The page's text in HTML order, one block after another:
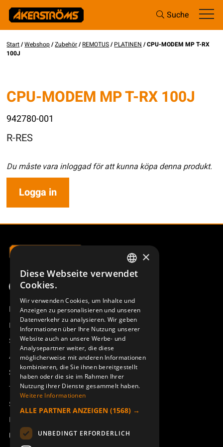
Suche
Start/Webshop/Zubehör/REMOTUS/PLATINEN / CPU-MODEM MP T-RX
100J
CPU-MODEM MP T-RX 100J
942780-001
R-RES
Du måste vara inloggad för att kunna köpa denna produkt.
Logga in
Produktübersicht
Remotus
Sesam
Access_Ctrl
Support
Technischer Support
Service buchen
Handbücher und Videoanleitungen
Über Åkerströms
SWEDISH
DEUTSCH
×
Diese Webseite verwendet
Cookies.
Wir verwenden Cookies, um Inhalte und
Anzeigen zu personalisieren und unseren
Datenverkehr zu analysieren. Wir geben
Informationen über Ihre Nutzung unserer
Website auch an unsere Werbe- und
Analysepartner weiter, die diese
möglicherweise mit anderen Informationen
kombinieren, die Sie ihnen bereitgestellt
haben oder die sie im Rahmen Ihrer
Nutzung ihrer Dienste gesammelt haben.
Weitere Informationen
ALLE PARTNER ANZEIGEN (1568) →
UNBEDINGT ERFORDERLICH